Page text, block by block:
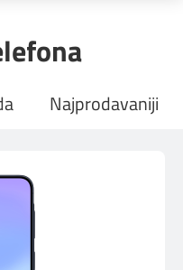
Najprodavaniji